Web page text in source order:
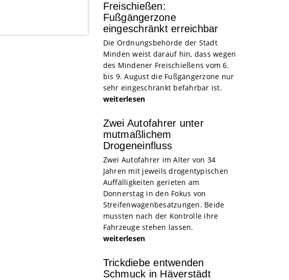
Freischießen:
Fußgängerzone
eingeschränkt erreichbar
Die Ordnungsbehörde der Stadt
Minden weist darauf hin, dass wegen
des Mindener Freischießens vom 6.
bis 9. August die Fußgängerzone nur
sehr eingeschränkt befahrbar ist.
weiterlesen
Zwei Autofahrer unter
mutmaßlichem
Drogeneinfluss
Zwei Autofahrer im Alter von 34
Jahren mit jeweils drogentypischen
Auffälligkeiten gerieten am
Donnerstag in den Fokus von
Streifenwagenbesatzungen. Beide
mussten nach der Kontrolle ihre
Fahrzeuge stehen lassen.
weiterlesen
Trickdiebe entwenden
Schmuck in Häverstädt